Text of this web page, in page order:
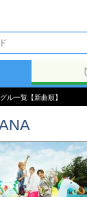
ル一覧【新曲順】